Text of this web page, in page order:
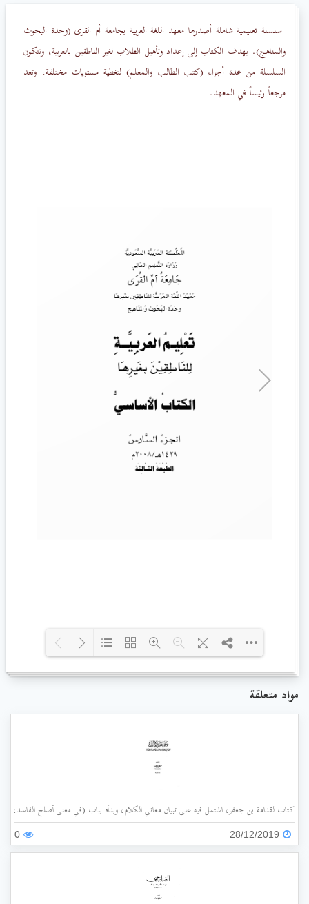
سلسلة تعليمية شاملة أصدرها معهد اللغة العربية بجامعة أم القرى (وحدة البحوث
والمناهج). يهدف الكتاب إلى إعداد وتأهيل الطلاب لغير الناطقين بالعربية، وتتكون
السلسلة من عدة أجزاء (كتب الطالب والمعلم) لتغطية مستويات مختلفة، وتعد
مرجعاً رئيساً في المعهد.
مواد متعلقة
كتاب لقدامة بن جعفر، اشتمل فيه على تبيان معاني الكلام، وبدأه بباب (في معنى أصلح
28/12/2019
0